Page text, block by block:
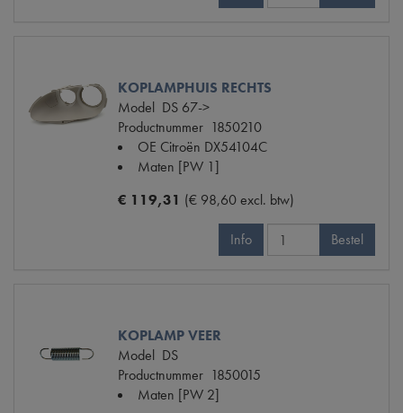
KOPLAMPHUIS RECHTS
Model DS 67->
Productnummer 1850210
OE Citroën DX54104C
Maten [PW 1]
€ 119,31 (€ 98,60 excl. btw)
Info Bestel
KOPLAMP VEER
Model DS
Productnummer 1850015
Maten [PW 2]